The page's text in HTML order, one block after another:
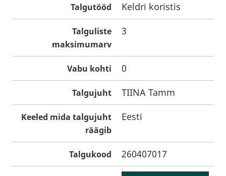
Talgutööd Keldri koristis
Talguliste
maksimumarv
3
Vabu kohti 0
Talgujuht TIINA Tamm
Keeled mida talgujuht
räägib
Eesti
Talgukood 260407017